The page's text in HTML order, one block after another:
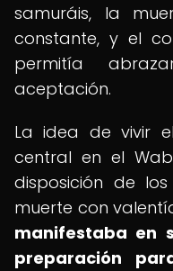
samuráis, la
constante, y el
permitía
aceptación.
La idea de vivir
central en el
disposición de
muerte con
manifestaba en
preparación